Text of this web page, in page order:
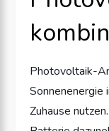
Photovoltaik-
Sonnenenergie
Zuhause